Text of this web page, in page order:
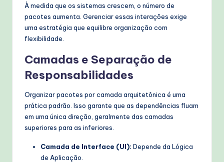
À medida que os sistemas crescem, o número de
pacotes aumenta. Gerenciar essas interações exige
uma estratégia que equilibre organização com
flexibilidade.
Camadas e Separação de
Responsabilidades
Organizar pacotes por camada arquitetônica é uma
prática padrão. Isso garante que as dependências fluam
em uma única direção, geralmente das camadas
superiores para as inferiores.
Camada de Interface (UI): Depende da Lógica
de Aplicação.